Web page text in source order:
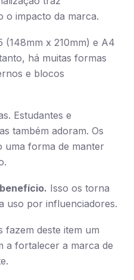
o impacto da marca.
(148mm x 210mm) e A4
há muitas formas
e blocos
Estudantes e
também adoram. Os
uma forma de manter
Isso os torna
uso por influenciadores.
fazem deste item um
a fortalecer a marca de